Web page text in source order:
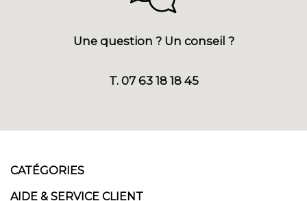
Une question ? Un conseil ?
T. 07 63 18 18 45
CATÉGORIES
AIDE & SERVICE CLIENT